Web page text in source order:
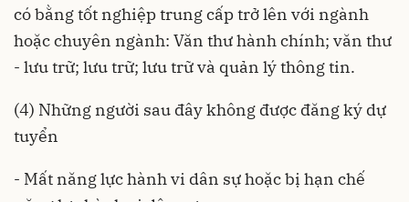
có bằng tốt nghiệp trung cấp trở lên với ngành
hoặc chuyên ngành: Văn thư hành chính; văn thư
- lưu trữ; lưu trữ; lưu trữ và quản lý thông tin.
(4) Những người sau đây không được đăng ký dự
tuyển
- Mất năng lực hành vi dân sự hoặc bị hạn chế